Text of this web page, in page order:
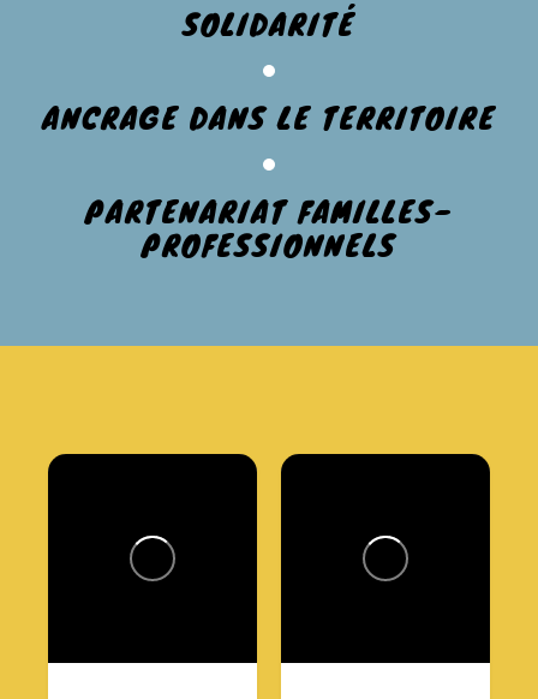
SOLIDARITÉ
ANCRAGE DANS LE TERRITOIRE
PARTENARIAT FAMILLES-
PROFESSIONNELS